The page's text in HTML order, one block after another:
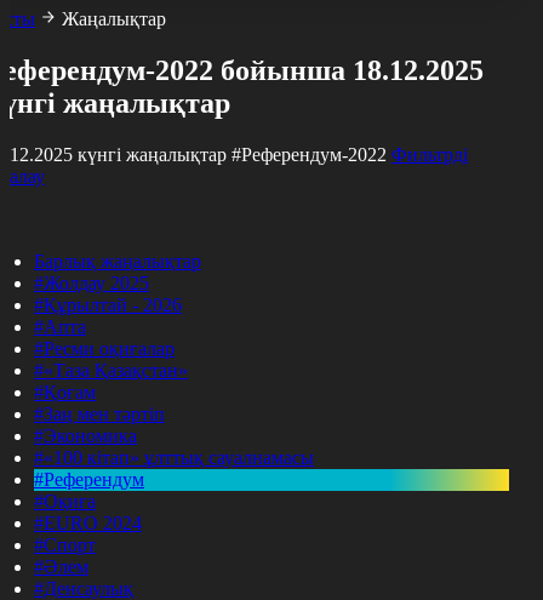
Жаңалықтар
2022 бойынша 18.12.2025
жаңалықтар
күнгі жаңалықтар #Референдум-2022 Фильтрді
Барлық жаңалықтар
#Жолдау 2025
#Құрылтай - 2026
#Апта
#Ресми оқиғалар
#«Таза Қазақстан»
#Қоғам
#Заң мен тәртіп
#Экономика
#«100 кітап» ұлттық сауалнамасы
#Референдум
#Оқиға
#EURO 2024
#Спорт
#Әлем
#Денсаулық